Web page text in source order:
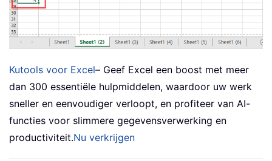
Kutools voor Excel– Geef Excel een boost met meer
dan 300 essentiële hulpmiddelen, waardoor uw werk
sneller en eenvoudiger verloopt, en profiteer van AI-
functies voor slimmere gegevensverwerking en
productiviteit.Nu verkrijgen